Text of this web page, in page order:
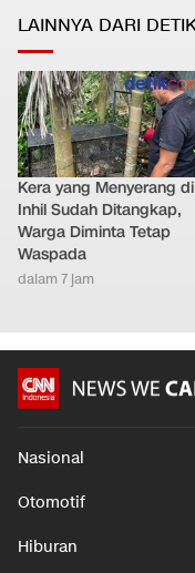
LAINNYA DARI
Kera yang Menyerang di
Inhil Sudah Ditangkap,
Warga Diminta Tetap
Waspada
dalam 7 jam
Nasional
Otomotif
Hiburan